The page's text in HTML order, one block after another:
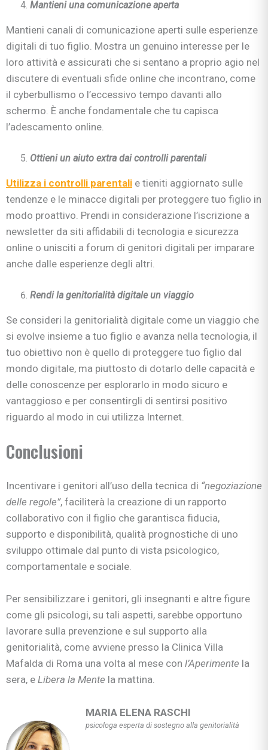
Mantieni una comunicazione aperta
Mantieni canali di comunicazione aperti sulle esperienze
digitali di tuo figlio. Mostra un genuino interesse per le
loro attività e assicurati che si sentano a proprio agio nel
discutere di eventuali sfide online che incontrano, come
il cyberbullismo o l’eccessivo tempo davanti allo
schermo. È anche fondamentale che tu capisca
l’adescamento online.
Ottieni un aiuto extra dai controlli parentali
Utilizza i controlli parentali e tieniti aggiornato sulle
tendenze e le minacce digitali per proteggere tuo figlio in
modo proattivo. Prendi in considerazione l’iscrizione a
newsletter da siti affidabili di tecnologia e sicurezza
online o unisciti a forum di genitori digitali per imparare
anche dalle esperienze degli altri.
Rendi la genitorialità digitale un viaggio
Se consideri la genitorialità digitale come un viaggio che
si evolve insieme a tuo figlio e avanza nella tecnologia, il
tuo obiettivo non è quello di proteggere tuo figlio dal
mondo digitale, ma piuttosto di dotarlo delle capacità e
delle conoscenze per esplorarlo in modo sicuro e
vantaggioso e per consentirgli di sentirsi positivo
riguardo al modo in cui utilizza Internet.
Conclusioni
Incentivare i genitori all’uso della tecnica di “negoziazione
delle regole”, faciliterà la creazione di un rapporto
collaborativo con il figlio che garantisca fiducia,
supporto e disponibilità, qualità prognostiche di uno
sviluppo ottimale dal punto di vista psicologico,
comportamentale e sociale.
Per sensibilizzare i genitori, gli insegnanti e altre figure
come gli psicologi, su tali aspetti, sarebbe opportuno
lavorare sulla prevenzione e sul supporto alla
genitorialità, come avviene presso la Clinica Villa
Mafalda di Roma una volta al mese con l’Aperimente la
sera, e Libera la Mente la mattina.
MARIA ELENA RASCHI
psicologa esperta di sostegno alla genitorialità